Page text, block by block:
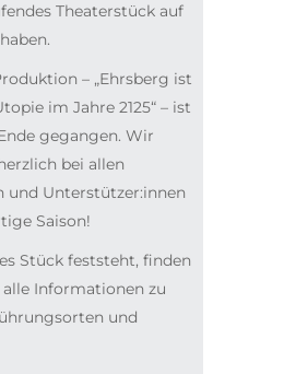
Theaterstück auf
– „Ehrsberg ist
im Jahre 2125“ – ist
gegangen. Wir
bei allen
und Unterstützer:innen
Saison!
Stück feststeht, finden
Informationen zu
und